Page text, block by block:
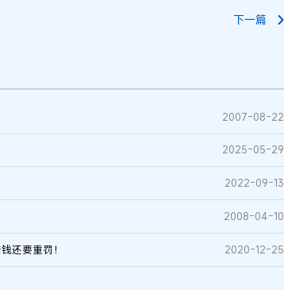
下一篇
2007-08-22
2025-05-29
2022-09-13
2008-04-10
还要重罚！ 2020-12-25